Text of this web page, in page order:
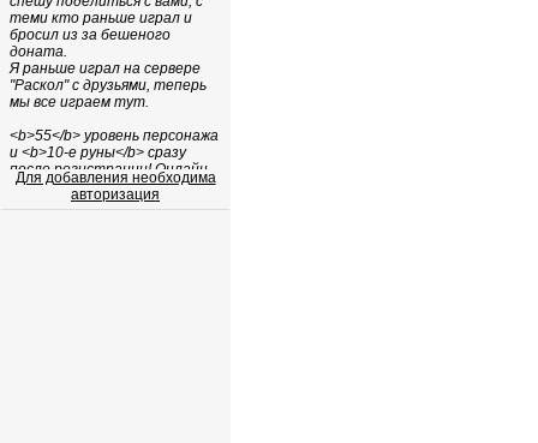
Для добавления необходима
авторизация